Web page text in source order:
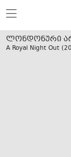
ლონდონური
A Royal Night Out (